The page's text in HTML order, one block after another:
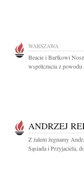
WARSZAWA
Beacie i Bartkowi
współczucia z
ANDRZEJ
Z żalem żegnamy
Sąsiada i Przyjaciela,